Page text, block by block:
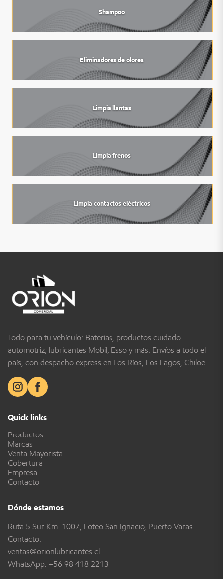
Shampoo
Eliminadores de olores
Limpia llantas
Limpia frenos
Limpia contactos eléctricos
Todo para tu vehículo: Baterías, productos cuidado
automotriz, lubricantes Mobil, Esso y más. Envíos a todo el
país, con despacho express en Los Ríos, Los Lagos, Chiloé.
Quick links
Productos
Marcas
Venta Mayorista
Cobertura
Empresa
Contacto
Dónde estamos
Ruta 5 Sur Km. 1007, Loteo San Ignacio, Puerto Varas
Contacto:
ventas@orionlubricantes.cl
WhatsApp: +56 98 418 2213